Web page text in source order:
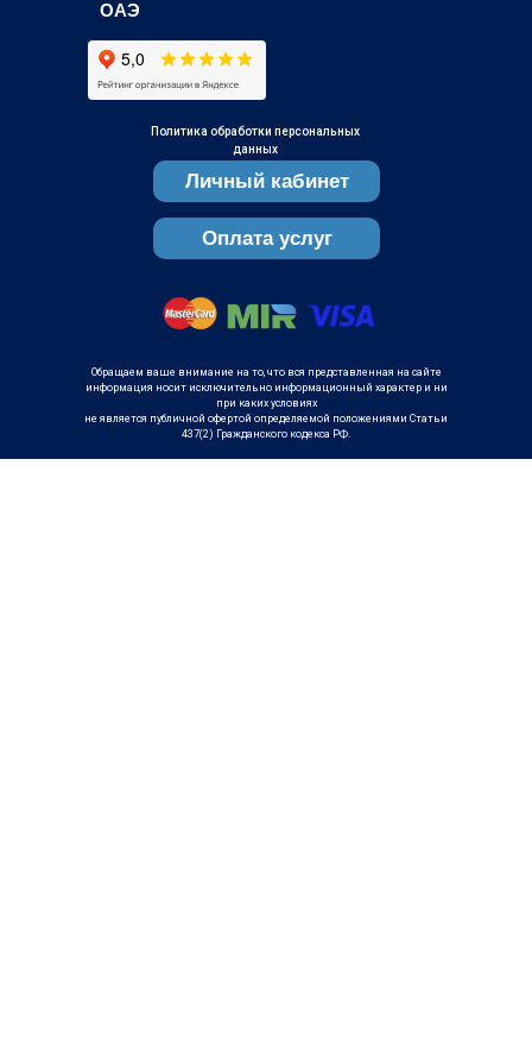
Обращаем ваше внимание на то, что вся представленная на сайте
информация носит исключительно информационный характер и ни
при каких условиях
не является публичной офертой определяемой положениями Статьи
437(2) Гражданского кодекса РФ.
Политика обработки персональных
данных
Личный кабинет
Оплата услуг
ОАЭ